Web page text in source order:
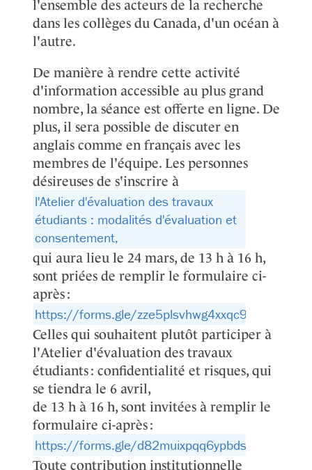
l'ensemble des acteurs de la recherche
dans les collèges du Canada, d'un océan à
l'autre.
De manière à rendre cette activité
d'information accessible au plus grand
nombre, la séance est offerte en ligne. De
plus, il sera possible de discuter en
anglais comme en français avec les
membres de l'équipe. Les personnes
désireuses de s'inscrire à
l'Atelier d'évaluation des travaux
étudiants : modalités d'évaluation et
consentement,
qui aura lieu le 24 mars, de 13 h à 16 h,
sont priées de remplir le formulaire ci-
après :
https://forms.gle/zze5plsvhwg4xxqc9.
Celles qui souhaitent plutôt participer à
l'Atelier d'évaluation des travaux
étudiants : confidentialité et risques, qui
se tiendra le 6 avril,
de 13 h à 16 h, sont invitées à remplir le
formulaire ci-après :
https://forms.gle/d82muixpqq6ypbds8.
Toute contribution institutionnelle